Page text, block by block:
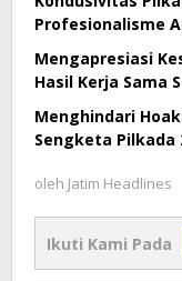
Profesionalisme
Mengapresiasi
Hasil Kerja Sama
Menghindari
Sengketa Pilkada
oleh Jatim Headlines
Ikuti Kami Pada